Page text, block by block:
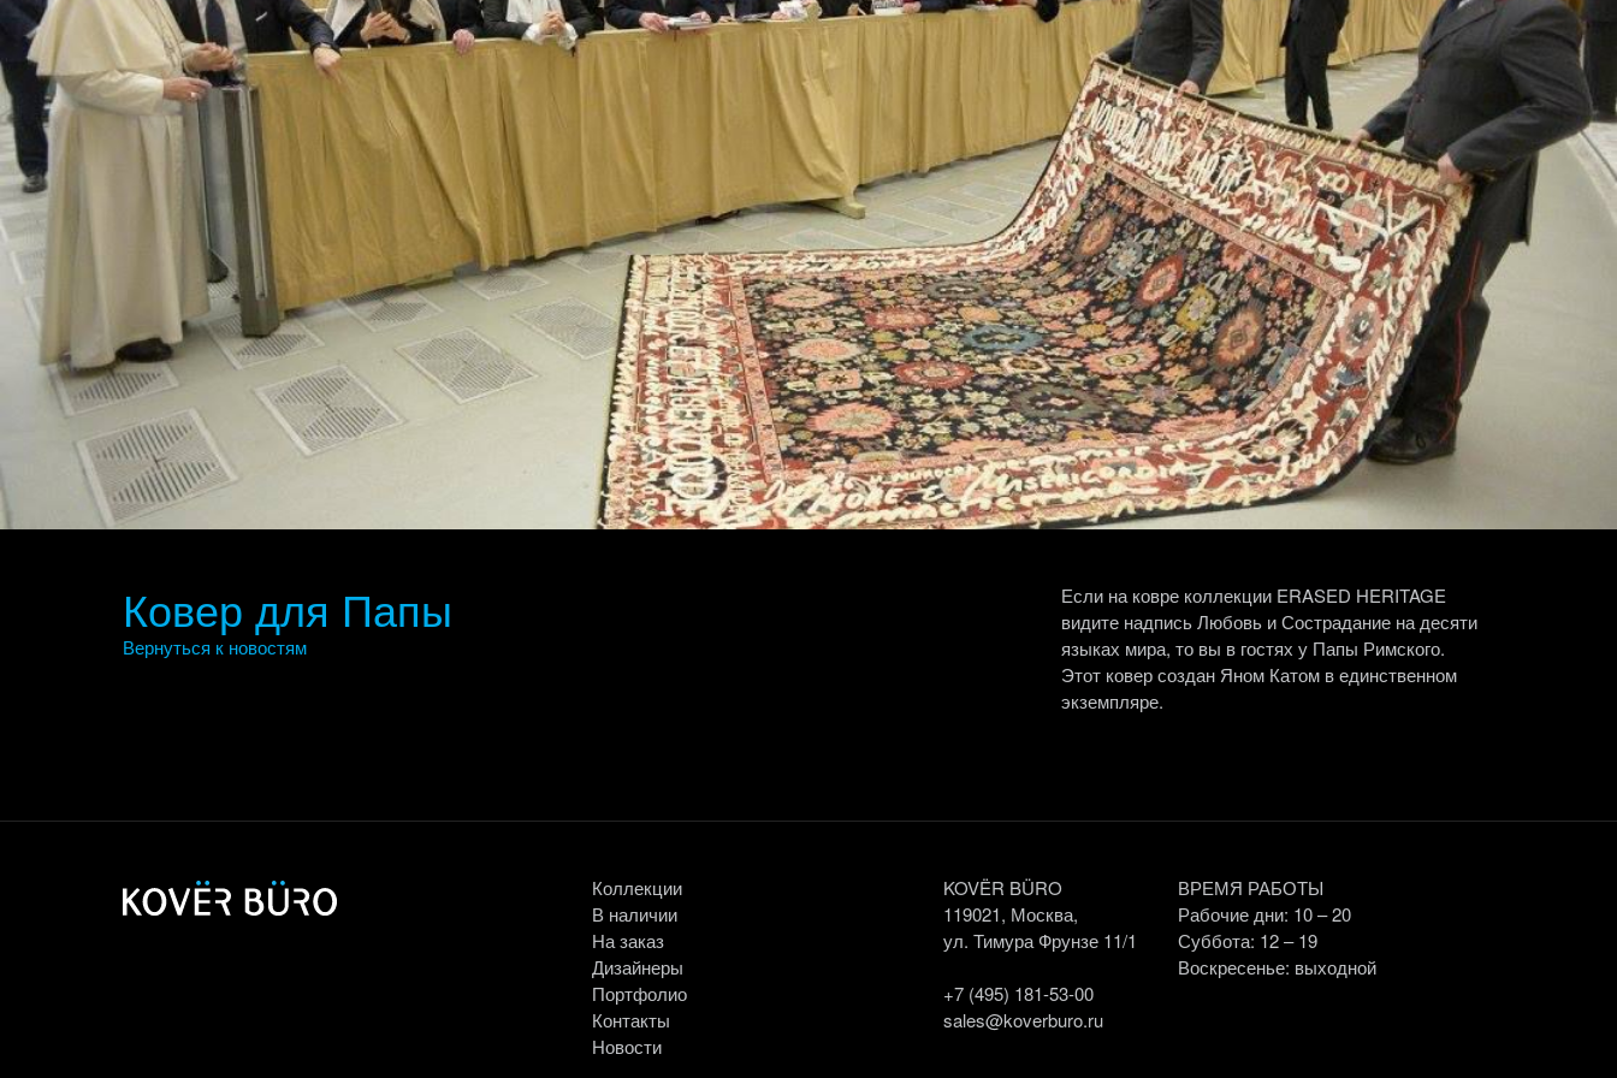
Ковер для Папы
Вернуться к новостям
Если на ковре коллекции ERASED HERITAGE
видите надпись Любовь и Сострадание на десяти
языках мира, то вы в гостях у Папы Римского.
Этот ковер создан Яном Катом в единственном
экземпляре.
Коллекции
В наличии
На заказ
Дизайнеры
Портфолио
Контакты
Новости
KOVËR BÜRO
119021, Москва,
ул. Тимура Фрунзе 11/1
+7 (495) 181-53-00
sales@koverburo.ru
ВРЕМЯ РАБОТЫ
Рабочие дни: 10 – 20
Суббота: 12 – 19
Воскресенье: выходной